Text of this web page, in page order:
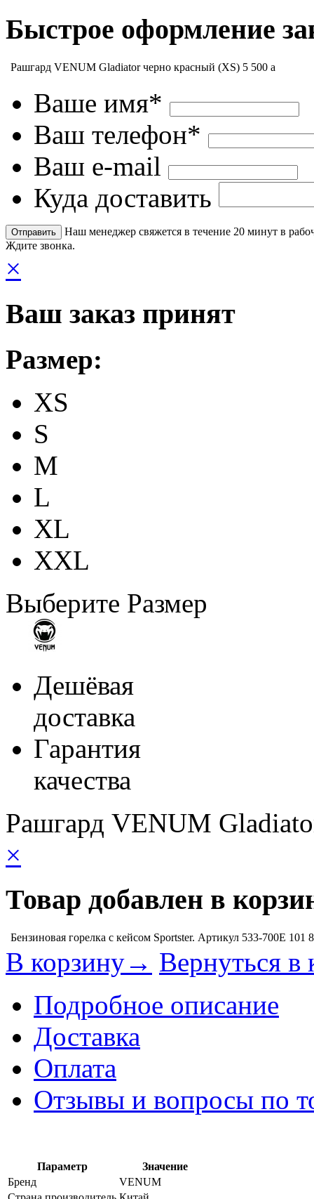
Быстрое оформление
Рашгард VENUM Gladiator черно красный (XS) 5 500 a
Ваше имя*
Ваш телефон*
Ваш e-mail
Куда доставить
Наш менеджер свяжется в течение 20 минут в
Ждите звонка.
×
Ваш заказ принят
Размер:
XS
S
M
L
XL
XXL
Выберите Размер
Дешёвая
доставка
Гарантия
качества
Рашгард VENUM
×
Товар добавлен в
Бензиновая горелка с кейсом Sportster. Артикул 533-700E 101
В корзину→ Вернуться в
Подробное описание
Доставка
Оплата
Отзывы и вопросы по
Параметр
Значение
Бренд
VENUM